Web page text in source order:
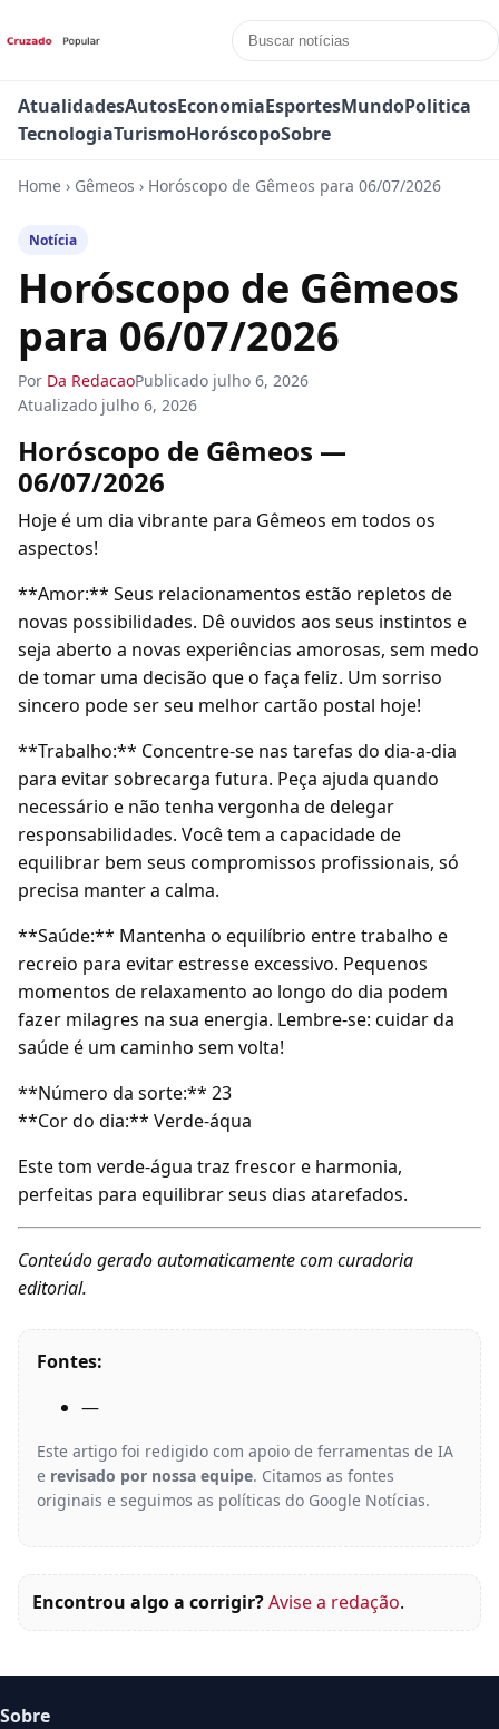
AtualidadesAutosEconomiaEsportesMundoPolitica
TecnologiaTurismoHoróscopoSobre
Home › Gêmeos › Horóscopo de Gêmeos para 06/07/2026
Notícia
Horóscopo de Gêmeos
para 06/07/2026
Por Da RedacaoPublicado julho 6, 2026
Atualizado julho 6, 2026
Horóscopo de Gêmeos —
06/07/2026
Hoje é um dia vibrante para Gêmeos em todos os
aspectos!
**Amor:** Seus relacionamentos estão repletos de
novas possibilidades. Dê ouvidos aos seus instintos e
seja aberto a novas experiências amorosas, sem medo
de tomar uma decisão que o faça feliz. Um sorriso
sincero pode ser seu melhor cartão postal hoje!
**Trabalho:** Concentre-se nas tarefas do dia-a-dia
para evitar sobrecarga futura. Peça ajuda quando
necessário e não tenha vergonha de delegar
responsabilidades. Você tem a capacidade de
equilibrar bem seus compromissos profissionais, só
precisa manter a calma.
**Saúde:** Mantenha o equilíbrio entre trabalho e
recreio para evitar estresse excessivo. Pequenos
momentos de relaxamento ao longo do dia podem
fazer milagres na sua energia. Lembre-se: cuidar da
saúde é um caminho sem volta!
**Número da sorte:** 23
**Cor do dia:** Verde-áqua
Este tom verde-água traz frescor e harmonia,
perfeitas para equilibrar seus dias atarefados.
Conteúdo gerado automaticamente com curadoria
editorial.
Fontes:
—
Este artigo foi redigido com apoio de ferramentas de IA
e revisado por nossa equipe. Citamos as fontes
originais e seguimos as políticas do Google Notícias.
Encontrou algo a corrigir?Avise a redação.
Sobre